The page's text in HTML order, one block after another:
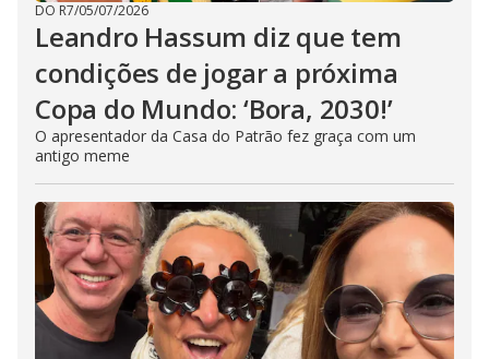
DO R7/05/07/2026
Leandro Hassum diz que tem
condições de jogar a próxima
Copa do Mundo: ‘Bora, 2030!’
O apresentador da Casa do Patrão fez graça com um
antigo meme